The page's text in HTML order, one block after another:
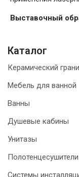
Выставочный
Каталог
Керамический
Мебель для ванной
Ванны
Душевые кабины
Унитазы
Полотенцесушители
Системы